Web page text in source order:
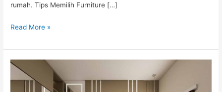
rumah. Tips Memilih Furniture […]
Read More »
Jasa
Interior